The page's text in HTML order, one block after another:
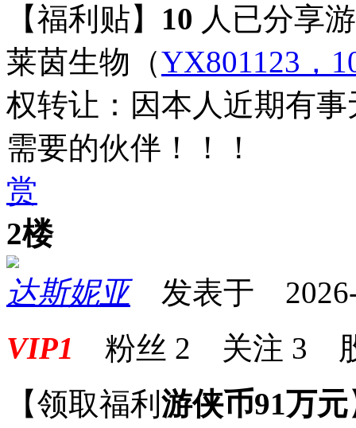
【福利贴】 10 人已分享
莱茵生物 （YX801123，
权转让：因本人近期有
需要的伙伴！！！
赏
2楼
达斯妮亚发表于 2026-
VIP1 粉丝 2 关注 3
【领取福利 游侠币91万元